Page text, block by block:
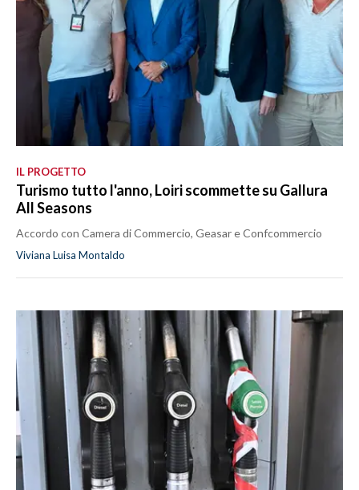
IL PROGETTO
Turismo tutto l'anno, Loiri scommette su Gallura
All Seasons
Accordo con Camera di Commercio, Geasar e Confcommercio
Viviana Luisa Montaldo